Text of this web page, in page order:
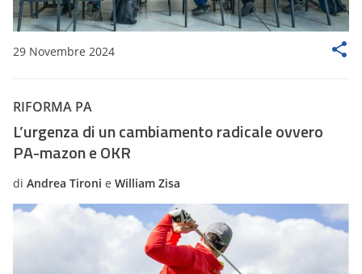
29 Novembre 2024
RIFORMA PA
L’urgenza di un cambiamento radicale ovvero
PA-mazon e OKR
di Andrea Tironi e William Zisa